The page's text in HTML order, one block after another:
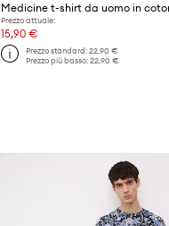
Medicine t-shirt da uomo in
Prezzo attuale:
15,90 €
Prezzo standard: 22,90 €
Prezzo più basso: 22,90 €